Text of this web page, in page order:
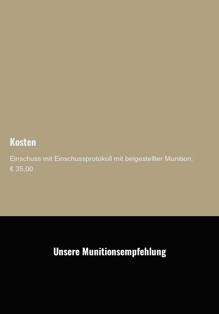
Kosten
Einschuss mit Einschussprotokoll mit beigestellter Munition:
€ 35,00
Unsere Munitionsempfehlung